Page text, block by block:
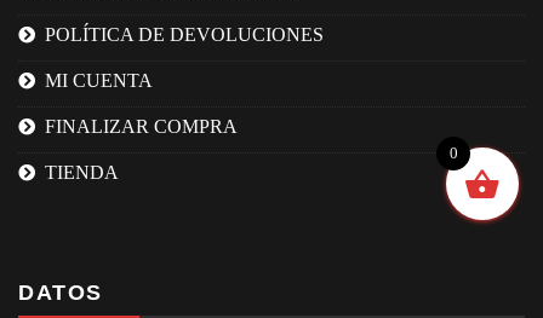
POLÍTICA DE DEVOLUCIONES
MI CUENTA
FINALIZAR COMPRA
TIENDA
DATOS
0